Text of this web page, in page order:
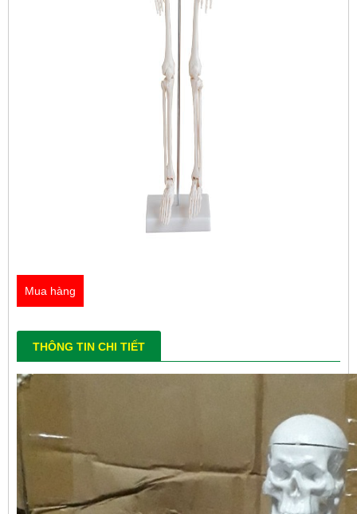
Mua hàng
THÔNG TIN CHI TIẾT